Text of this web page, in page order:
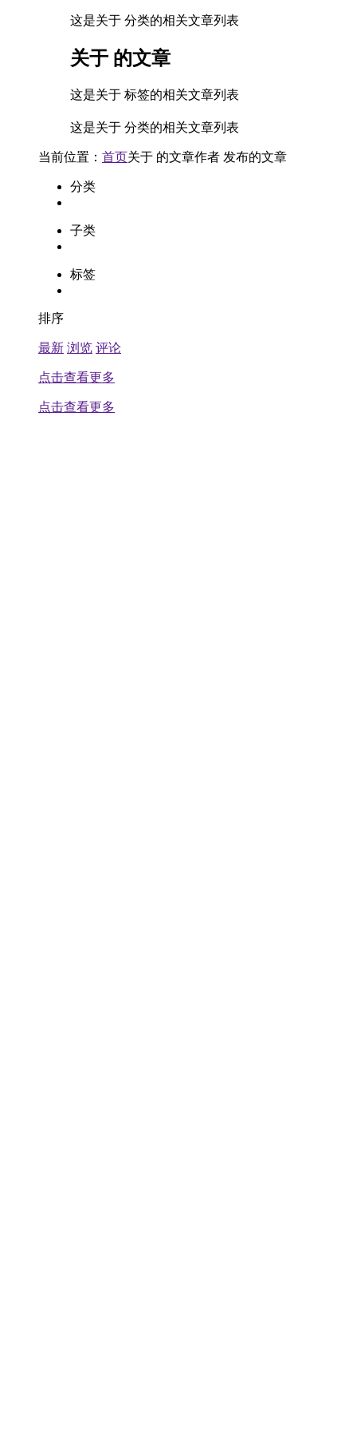
这是关于 分类的相关文章列表
关于 的文章
这是关于 标签的相关文章列表
这是关于 分类的相关文章列表
当前位置： 首页关于 的文章作者 发布的文章
分类
子类
标签
排序
最新 浏览 评论
点击查看更多
点击查看更多